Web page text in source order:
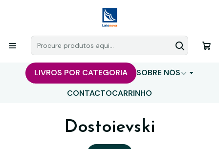
LIVROS POR CATEGORIA
SOBRE NÓS
CONTACTOCARRINHO
Dostoievski